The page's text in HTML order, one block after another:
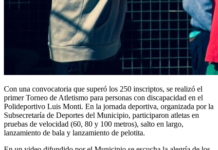
Con una convocatoria que superó los 250 inscriptos, se realizó el
primer Torneo de Atletismo para personas con discapacidad en el
Polideportivo Luis Monti. En la jornada deportiva, organizada por la
Subsecretaría de Deportes del Municipio, participaron atletas en
pruebas de velocidad (60, 80 y 100 metros), salto en largo,
lanzamiento de bala y lanzamiento de pelotita.